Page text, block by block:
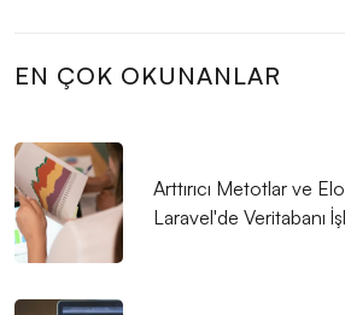
Önemli Bir Adım
Mobil Uygulama Geliştirme Dilleri:
Etkili Olanlar
EN ÇOK OKUNANLAR
Arttırıcı Metotlar ve
Laravel'de Veritabanı